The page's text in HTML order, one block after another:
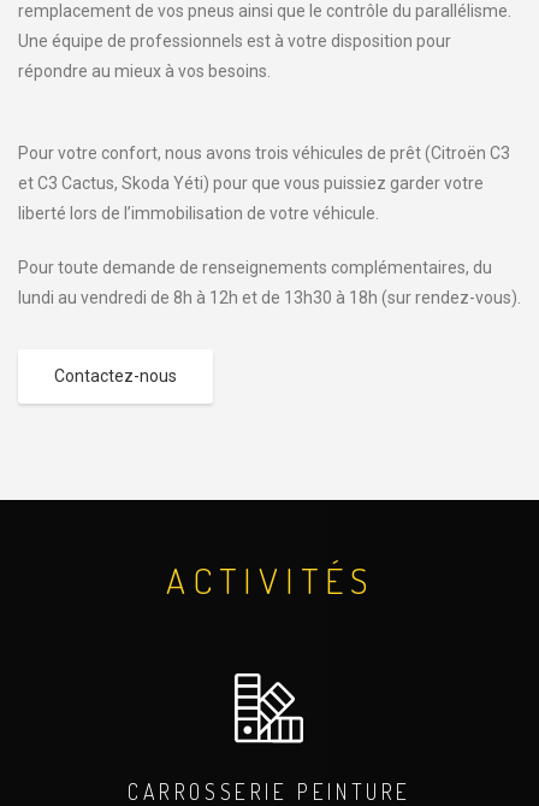
remplacement de vos pneus ainsi que le contrôle du parallélisme.
Une équipe de professionnels est à votre disposition pour
répondre au mieux à vos besoins.
Pour votre confort, nous avons trois véhicules de prêt (Citroën C3
et C3 Cactus, Skoda Yéti) pour que vous puissiez garder votre
liberté lors de l’immobilisation de votre véhicule.
Pour toute demande de renseignements complémentaires, du
lundi au vendredi de 8h à 12h et de 13h30 à 18h (sur rendez-vous).
Contactez-nous
ACTIVITÉS
CARROSSERIE PEINTURE